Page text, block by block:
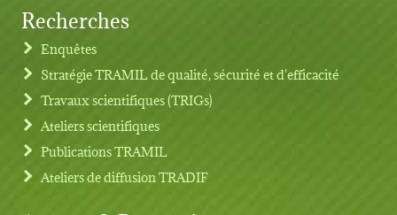
Footer menu
Recherches
Enquêtes
Stratégie TRAMIL de qualité, sécurité et d'efficacité
Travaux scientifiques (TRIGs)
Ateliers scientifiques
Publications TRAMIL
Ateliers de diffusion TRADIF